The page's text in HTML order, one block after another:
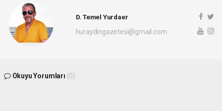
D. Temel Yurdaer
huraydingazetesi@gmail.com
Okuyu Yorumları (0)